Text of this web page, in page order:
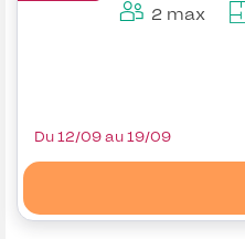
2 max
Du 12/09 au 19/09